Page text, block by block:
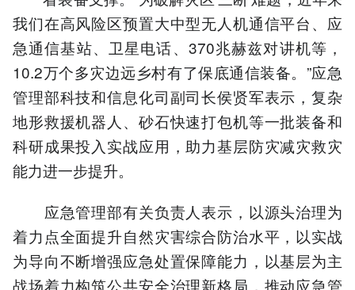
我们在高风险区预置大中型无人机通信平台、应
急通信基站、卫星电话、370兆赫兹对讲机等，
10.2万个多灾边远乡村有了保底通信装备。”应急
管理部科技和信息化司副司长侯贤军表示，复杂
地形救援机器人、砂石快速打包机等一批装备和
科研成果投入实战应用，助力基层防灾减灾救灾
能力进一步提升。
应急管理部有关负责人表示，以源头治理为
着力点全面提升自然灾害综合防治水平，以实战
为导向不断增强应急处置保障能力，以基层为主
战场着力构筑公共安全治理新格局，推动应急管